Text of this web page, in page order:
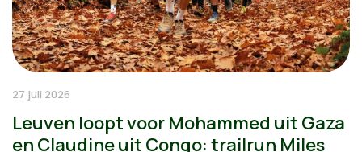
27 juli 2026
Leuven loopt voor Mohammed uit Gaza
en Claudine uit Congo: trailrun Miles